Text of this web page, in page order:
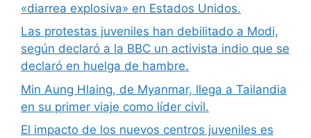
«diarrea explosiva» en Estados Unidos.
Las protestas juveniles han debilitado a Modi,
según declaró a la BBC un activista indio que se
declaró en huelga de hambre.
Min Aung Hlaing, de Myanmar, llega a Tailandia
en su primer viaje como líder civil.
El impacto de los nuevos centros juveniles es